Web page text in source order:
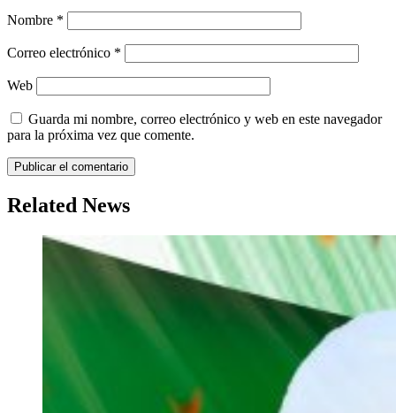
Nombre *
Correo electrónico *
Web
Guarda mi nombre, correo electrónico y web en este navegador
para la próxima vez que comente.
Related News